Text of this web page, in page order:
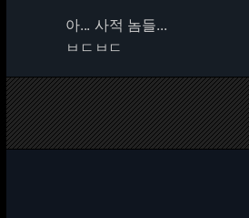
아... 사적 놈들...
ㅂㄷㅂㄷ